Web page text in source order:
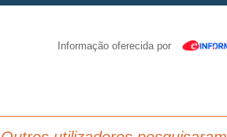
Informação oferecida por